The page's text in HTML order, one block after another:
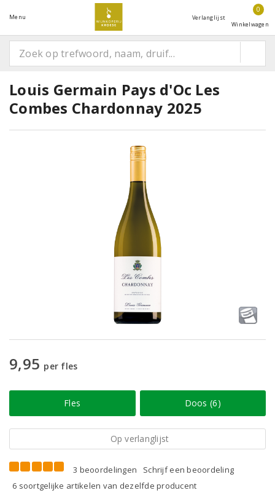
Menu Verlanglijst
0
Winkelwagen
Louis Germain Pays d'Oc Les
Combes Chardonnay 2025
9,95 per fles
Fles Doos (6)
Op verlanglijst
3 beoordelingen
Schrijf een beoordeling
6 soortgelijke artikelen van dezelfde producent